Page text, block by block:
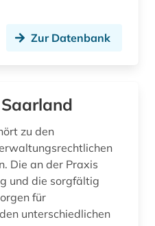
Zur Datenbank
zu den
Die an der Praxis
und die sorgfältig
für
unterschiedlichen